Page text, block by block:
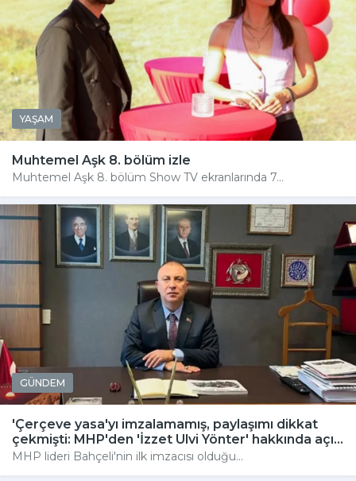
YAŞAM
Muhtemel Aşk 8. bölüm izle
Muhtemel Aşk 8. bölüm Show TV ekranlarında 7...
GÜNDEM
'Çerçeve yasa'yı imzalamamış, paylaşımı dikkat
çekmişti: MHP'den 'İzzet Ulvi Yönter' hakkında açı...
MHP lideri Bahçeli'nin ilk imzacısı olduğu...